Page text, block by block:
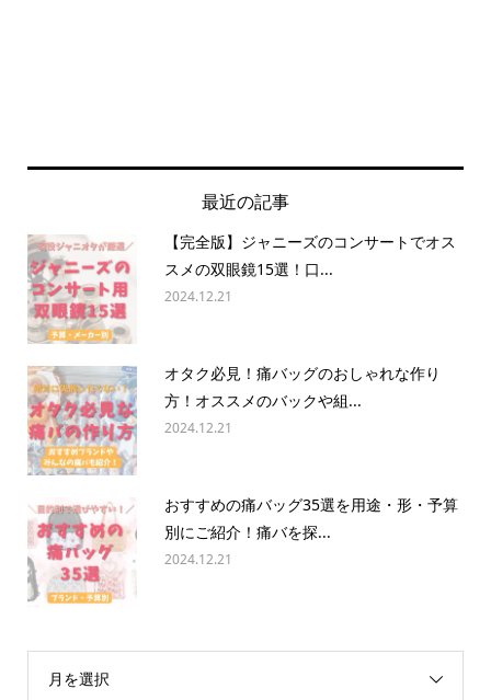
最近の記事
【完全版】ジャニーズのコンサートでオス
スメの双眼鏡15選！口...
2024.12.21
オタク必見！痛バッグのおしゃれな作り
方！オススメのバックや組...
2024.12.21
おすすめの痛バッグ35選を用途・形・予算
別にご紹介！痛バを探...
2024.12.21
月を選択